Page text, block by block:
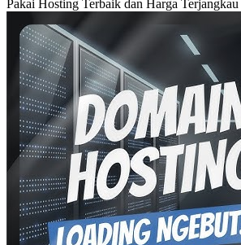
Pakai Hosting Terbaik dan Harga Terjangkau